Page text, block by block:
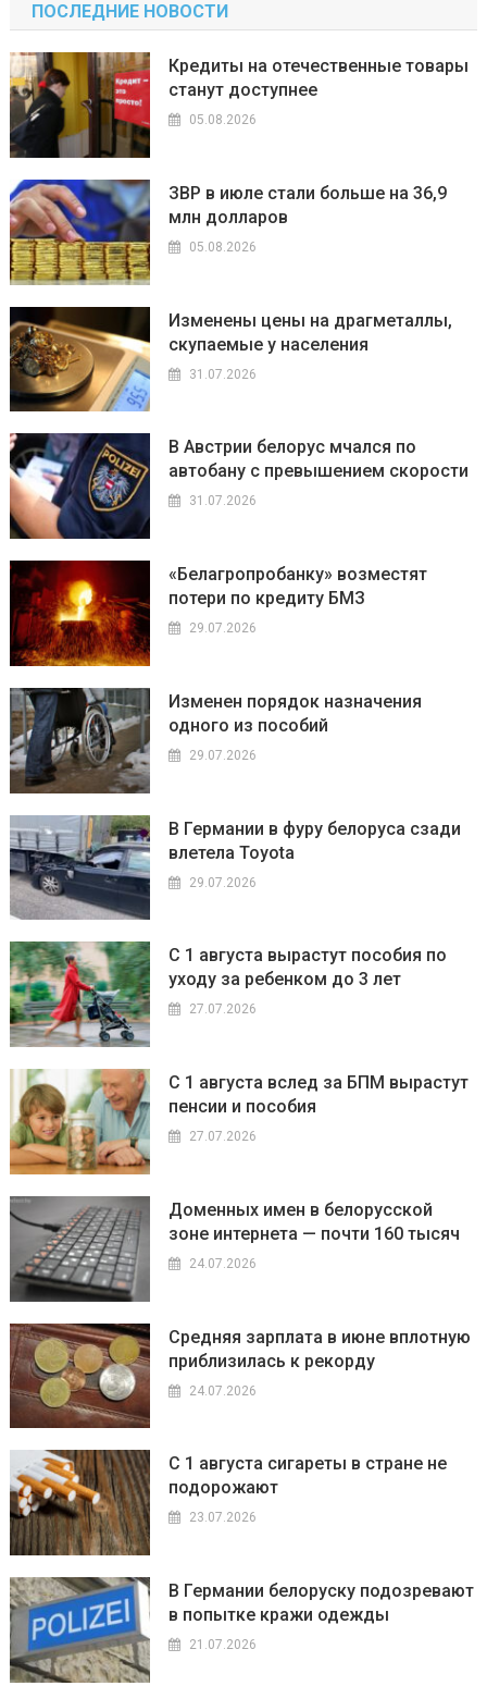
по
записям
ПОСЛЕДНИЕ НОВОСТИ
Кредиты на отечественные товары
станут доступнее
05.08.2026
ЗВР в июле стали больше на 36,9
млн долларов
05.08.2026
Изменены цены на драгметаллы,
скупаемые у населения
31.07.2026
В Австрии белорус мчался по
автобану с превышением скорости
31.07.2026
«Белагропробанку» возместят
потери по кредиту БМЗ
29.07.2026
Изменен порядок назначения
одного из пособий
29.07.2026
В Германии в фуру белоруса сзади
влетела Toyota
29.07.2026
С 1 августа вырастут пособия по
уходу за ребенком до 3 лет
27.07.2026
С 1 августа вслед за БПМ вырастут
пенсии и пособия
27.07.2026
Доменных имен в белорусской
зоне интернета — почти 160 тысяч
24.07.2026
Средняя зарплата в июне вплотную
приблизилась к рекорду
24.07.2026
С 1 августа сигареты в стране не
подорожают
23.07.2026
В Германии белоруску подозревают
в попытке кражи одежды
21.07.2026